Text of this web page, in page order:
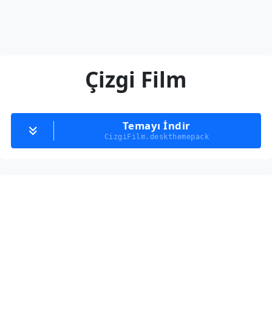
Çizgi Film
Temayı İndir
CizgiFilm.deskthemepack